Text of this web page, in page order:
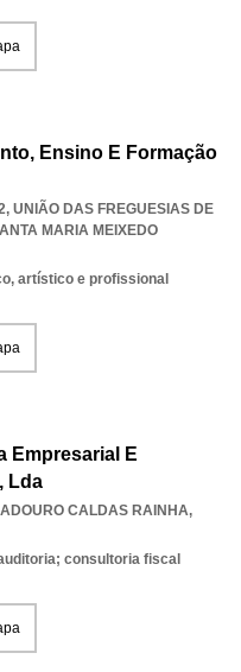
Ensino E Formação
UNIÃO DAS FREGUESIAS DE
MARIA MEIXEDO
artístico e profissional
Empresarial E
Lda
CALDAS RAINHA,
consultoria fiscal